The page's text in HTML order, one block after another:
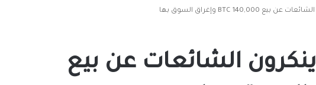
دائنو منصة Mt.Gox ينكرون الشائعات عن بيع